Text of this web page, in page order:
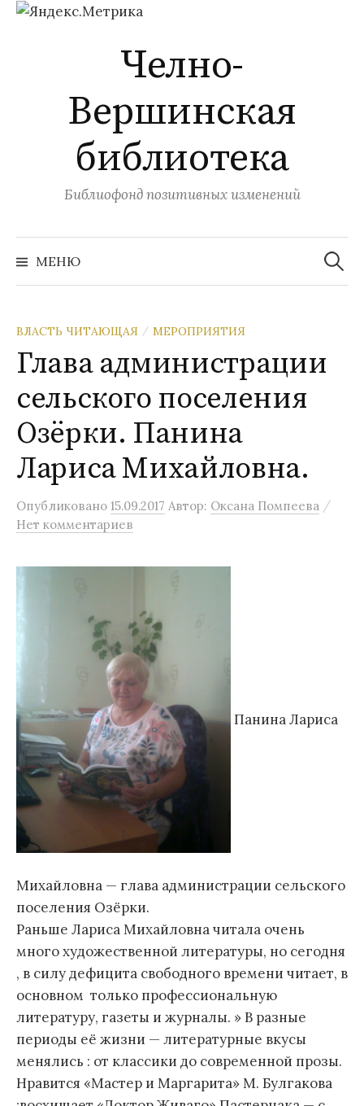
Челно-
Вершинская
библиотека
Библиофонд позитивных изменений
МЕНЮ
Найти:
ВЛАСТЬ ЧИТАЮЩАЯ / МЕРОПРИЯТИЯ
Глава администрации
сельского поселения
Озёрки. Панина
Лариса Михайловна.
Опубликовано 15.09.2017 Автор: Оксана Помпеева /
Нет комментариев
Панина Лариса
Михайловна — глава администрации сельского
поселения Озёрки.
Раньше Лариса Михайловна читала очень
много художественной литературы, но сегодня
, в силу дефицита свободного времени читает, в
основном только профессиональную
литературу, газеты и журналы. » В разные
периоды её жизни — литературные вкусы
менялись : от классики до современной прозы.
Нравится «Мастер и Маргарита» М. Булгакова